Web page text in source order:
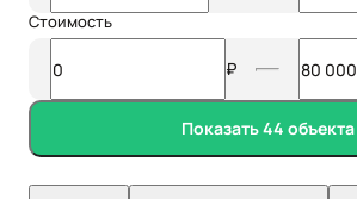
Стоимость
₽
Показать 44 объекта